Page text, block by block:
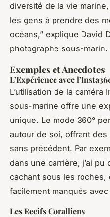
diversité de la vie
les gens à prendre des
océans,” explique David
photographe sous-marin.
Exemples et Anecdotes
L’Expérience avec
L’utilisation de la caméra
sous-marine offre une
unique. Le mode 360°
autour de soi, offrant
sans précédent. Par
dans une carrière, j’ai
cachant sous les roches,
facilement manqués
Les Recifs Coralliens